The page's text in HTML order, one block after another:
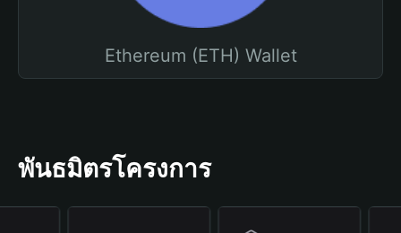
Ethereum (ETH) Wallet
พันธมิตรโครงการ